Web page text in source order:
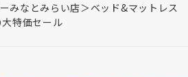
みなとみらい店＞ベッド&マットレス
特価セール